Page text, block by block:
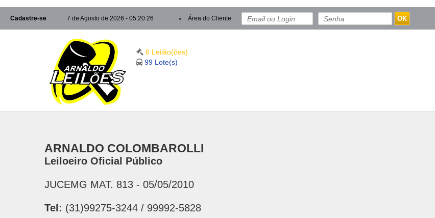
Cadastre-se 7 de Agosto de 2026 - 05:20:26 Área do Cliente OK
6 Leilão(ões)
99 Lote(s)
ARNALDO COLOMBAROLLI
Leiloeiro Oficial Público
JUCEMG MAT. 813 - 05/05/2010
Tel: (31)99275-3244 / 99992-5828